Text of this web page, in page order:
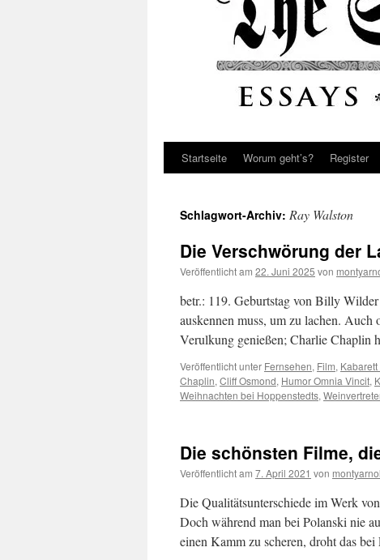
Startseite Worum geht’s? Register
Schlagwort-Archiv: Ray Walston
Die Verschwörung der
Veröffentlicht am 22. Juni 2025 von
betr.: 119. Geburtstag von Billy
auskennen muss, um zu lachen. Auch
Verulkung genießen; Charlie Chaplin
Veröffentlicht unter Fernsehen, Film,
Chaplin, Cliff Osmond, Humor Omnia Vincit,
Weihnachten bei Hoppenstedts,
Die schönsten Filme,
Veröffentlicht am 7. April 2021 von
Die Qualitätsunterschiede im Werk
Doch während man bei Polanski nie
einen Kamm zu scheren, droht das